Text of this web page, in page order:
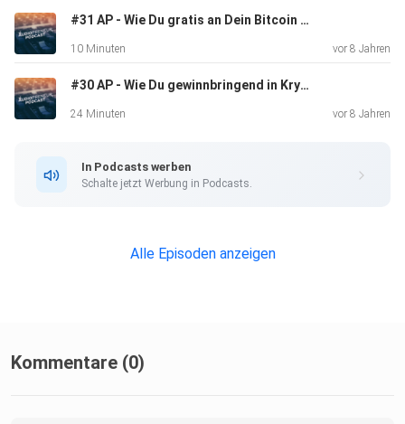
#31 AP - Wie Du gratis an Dein Bitcoin Gold kommst - so geht´s
10 Minuten vor 8 Jahren
#30 AP - Wie Du gewinnbringend in Kryptowährungen investierst - die Grundlagen
24 Minuten vor 8 Jahren
In Podcasts werben
Schalte jetzt Werbung in Podcasts.
Alle Episoden anzeigen
Kommentare (0)